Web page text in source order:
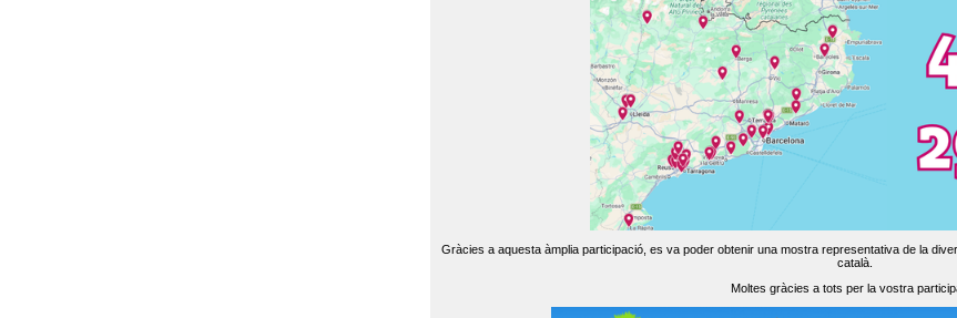
Gràcies a aquesta àmplia participació, es va poder obtenir una mostra representativa de la
català.
Moltes gràcies a tots per la vostra